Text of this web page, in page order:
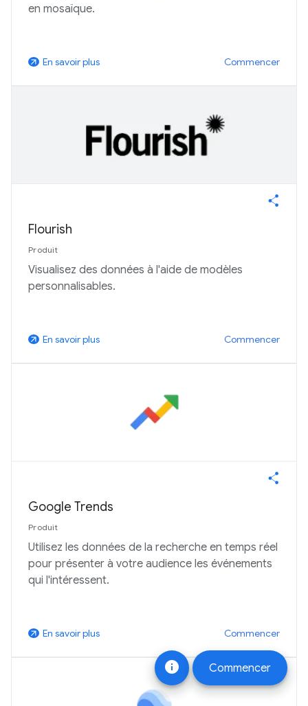
info Commencer
en mosaïque.
arrow_outward En savoir plus Commencer
Flourish
Produit
Visualisez des données à l'aide de modèles
personnalisables.
arrow_outward En savoir plus Commencer
Google Trends
Produit
Utilisez les données de la recherche en temps réel
pour présenter à votre audience les événements
qui l'intéressent.
arrow_outward En savoir plus Commencer